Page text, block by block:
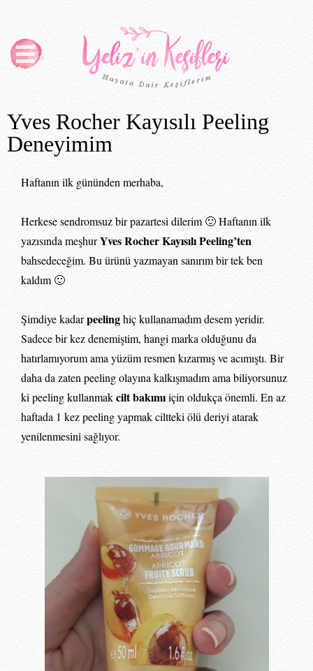
Yves Rocher Kayısılı Peeling
Deneyimim
Haftanın ilk gününden merhaba,
Herkese sendromsuz bir pazartesi dilerim 🙂 Haftanın ilk
yazısında meşhurYves Rocher Kayısılı Peeling’ten
bahsedeceğim. Bu ürünü yazmayan sanırım bir tek ben
kaldım 🙂
Şimdiye kadarpeelinghiç kullanamadım desem yeridir.
Sadece bir kez denemiştim, hangi marka olduğunu da
hatırlamıyorum ama yüzüm resmen kızarmış ve acımıştı. Bir
daha da zaten peeling olayına kalkışmadım ama biliyorsunuz
ki peeling kullanmakcilt bakımıiçin oldukça önemli. En az
haftada 1 kez peeling yapmak ciltteki ölü deriyi atarak
yenilenmesini sağlıyor.